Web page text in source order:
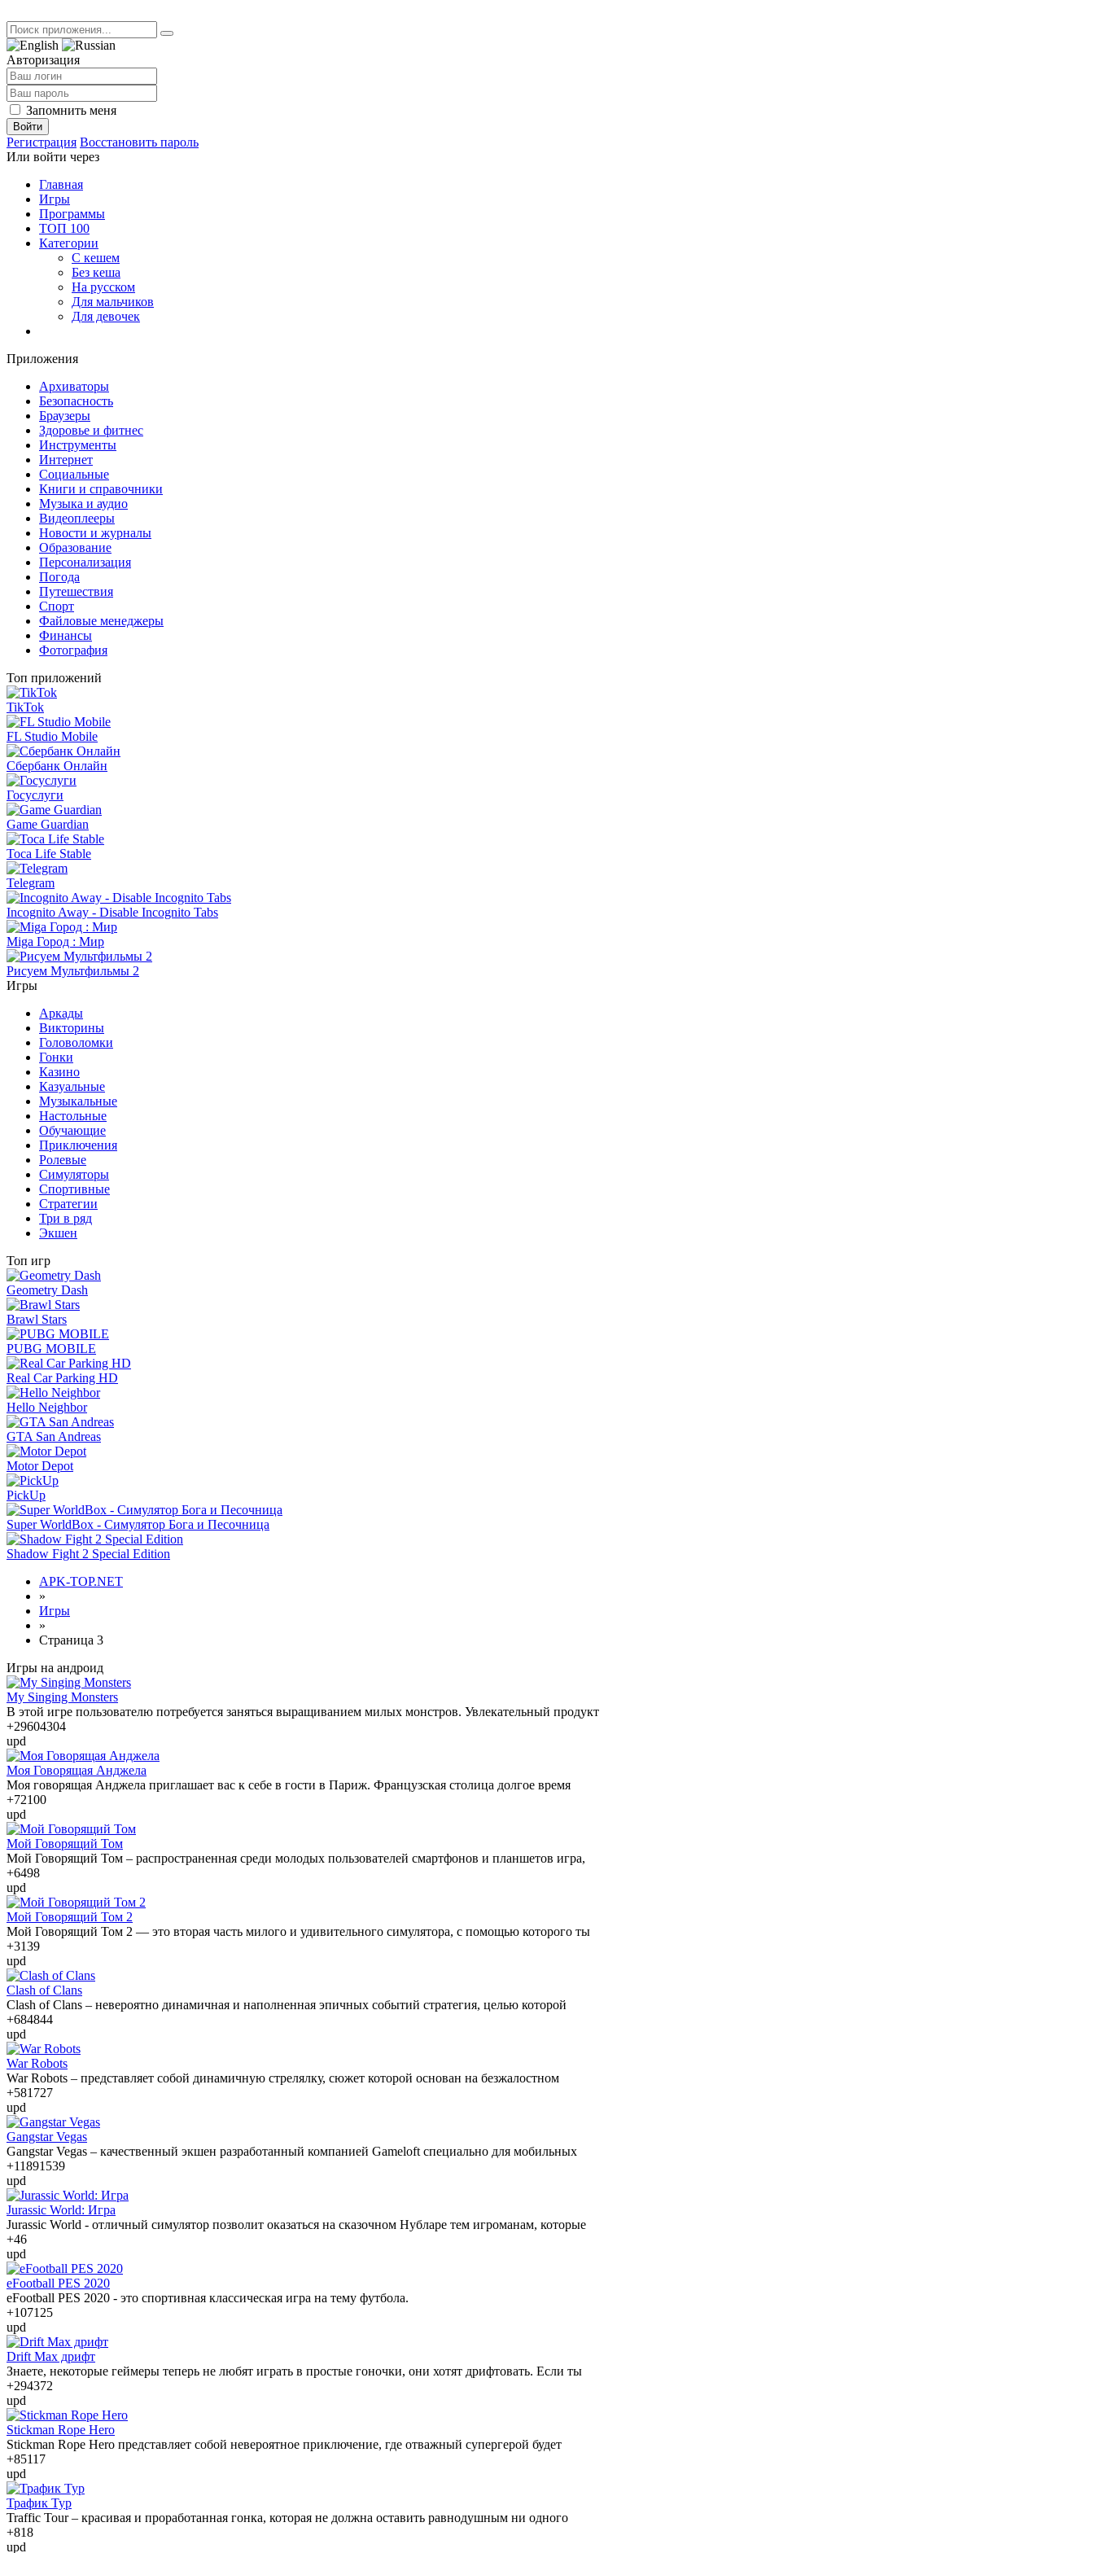
Авторизация
Запомнить меня
Войти
Регистрация Восстановить пароль
Или войти через
Главная
Игры
Программы
ТОП 100
Категории
С кешем
Без кеша
На русском
Для мальчиков
Для девочек
Приложения
Архиваторы
Безопасность
Браузеры
Здоровье и фитнес
Инструменты
Интернет
Социальные
Книги и справочники
Музыка и аудио
Видеоплееры
Новости и журналы
Образование
Персонализация
Погода
Путешествия
Спорт
Файловые менеджеры
Финансы
Фотография
Топ приложений
TikTok
FL Studio Mobile
Сбербанк Онлайн
Госуслуги
Game Guardian
Toca Life Stable
Telegram
Incognito Away - Disable Incognito Tabs
Miga Город : Мир
Рисуем Мультфильмы 2
Игры
Аркады
Викторины
Головоломки
Гонки
Казино
Казуальные
Музыкальные
Настольные
Обучающие
Приключения
Ролевые
Симуляторы
Спортивные
Стратегии
Три в ряд
Экшен
Топ игр
Geometry Dash
Brawl Stars
PUBG MOBILE
Real Car Parking HD
Hello Neighbor
GTA San Andreas
Motor Depot
PickUp
Super WorldBox - Симулятор Бога и Песочница
Shadow Fight 2 Special Edition
APK-TOP.NET
»
Игры
»
Страница 3
Игры на андроид
My Singing Monsters
В этой игре пользователю потребуется заняться выращиванием милых монстров. Увлекательный продукт
+29604304
upd
Моя Говорящая Анджела
Моя говорящая Анджела приглашает вас к себе в гости в Париж. Французская столица долгое время
+72100
upd
Мой Говорящий Том
Мой Говорящий Том – распространенная среди молодых пользователей смартфонов и планшетов игра,
+6498
upd
Мой Говорящий Том 2
Мой Говорящий Том 2 — это вторая часть милого и удивительного симулятора, с помощью которого ты
+3139
upd
Clash of Clans
Clash of Clans – невероятно динамичная и наполненная эпичных событий стратегия, целью которой
+684844
upd
War Robots
War Robots – представляет собой динамичную стрелялку, сюжет которой основан на безжалостном
+581 727
upd
Gangstar Vegas
Gangstar Vegas – качественный экшен разработанный компанией Gameloft специально для мобильных
+11891539
upd
Jurassic World: Игра
Jurassic World - отличный симулятор позволит оказаться на сказочном Нубларе тем игроманам, которые
+46
upd
eFootball PES 2020
eFootball PES 2020 - это спортивная классическая игра на тему футбола.
+107125
upd
Drift Max дрифт
Знаете, некоторые геймеры теперь не любят играть в простые гоночки, они хотят дрифтовать. Если ты
+294372
upd
Stickman Rope Hero
Stickman Rope Hero представляет собой невероятное приключение, где отважный супергерой будет
+85117
upd
Трафик Тур
Traffic Tour – красивая и проработанная гонка, которая не должна оставить равнодушным ни одного
+818
upd